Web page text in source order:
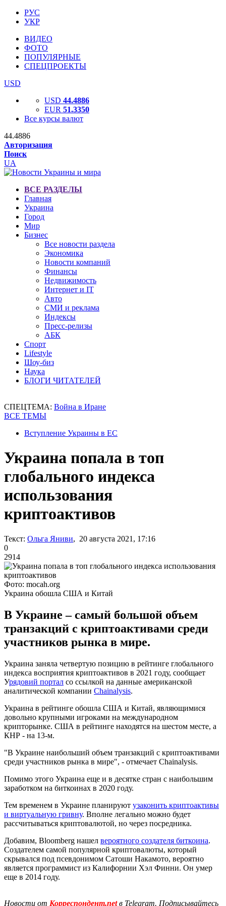
РУС
УКР
ВИДЕО
ФОТО
ПОПУЛЯРНЫЕ
СПЕЦПРОЕКТЫ
USD
USD 44.4886
EUR 51.3350
Все курсы валют
44.4886
Авторизация
Поиск
UA
ВСЕ РАЗДЕЛЫ
Главная
Украина
Город
Мир
Бизнес
Все новости раздела
Экономика
Новости компаний
Финансы
Недвижимость
Интернет и IT
Авто
СМИ и реклама
Индексы
Пресс-релизы
АБК
Спорт
Lifestyle
Шоу-биз
Наука
БЛОГИ ЧИТАТЕЛЕЙ
СПЕЦТЕМА: Война в Иране
ВСЕ ТЕМЫ
Вступление Украины в ЕС
Украина попала в топ
глобального индекса
использования
криптоактивов
Текст: Ольга Яниви, 20 августа 2021, 17:16
0
2914
Фото: mocah.org
Украина обошла США и Китай
В Украине – самый большой объем
транзакций с криптоактивами среди
участников рынка в мире.
Украина заняла четвертую позицию в рейтинге глобального
индекса восприятия криптоактивов в 2021 году, сообщает
Урядовий портал со ссылкой на данные американской
аналитической компании Chainalysis.
Украина в рейтинге обошла США и Китай, являющимися
довольно крупными игроками на международном
крипторынке. США в рейтинге находятся на шестом месте, а
КНР - на 13-м.
"В Украине наибольший объем транзакций с криптоактивами
среди участников рынка в мире", - отмечает Chainalysis.
Помимо этого Украина еще и в десятке стран с наибольшим
заработком на биткоинах в 2020 году.
Тем временем в Украине планируют узаконить криптоактивы
и виртуальную гривну. Вполне легально можно будет
рассчитываться криптовалютой, но через посредника.
Добавим, Bloomberg нашел вероятного создателя биткоина.
Создателем самой популярной криптовалюты, который
скрывался под псевдонимом Сатоши Накамото, вероятно
является программист из Калифорнии Хэл Финни. Он умер
еще в 2014 году.
Новости от Корреспондент.netв Telegram. Подписывайтесь